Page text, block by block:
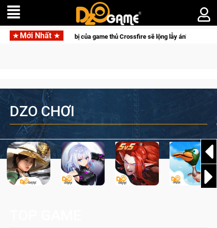
Mới Nhất
Trang bị của game thủ Crossfire sẽ lộng lẫy ánh đèn với Kho Báu
DZO CHƠI